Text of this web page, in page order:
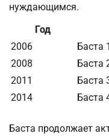
нуждающимся.
Год
2006
Баста 1
2008
Баста
2011
Баста
2014
Баста
Баста продолжает